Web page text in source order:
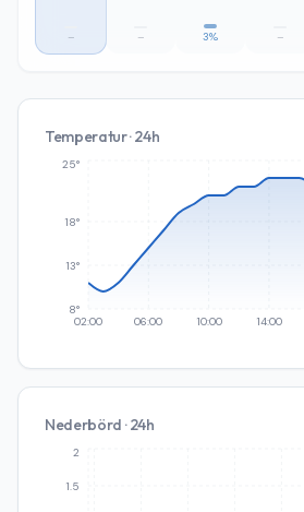
– – 3% –
Temperatur · 24h
02:00 06:00 10:00 14:00
8°
13°
18°
25°
Nederbörd · 24h
1.5
2